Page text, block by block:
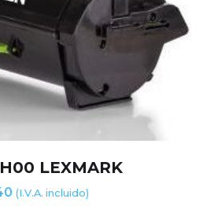
LEXMARK
(I.V.A. incluido)